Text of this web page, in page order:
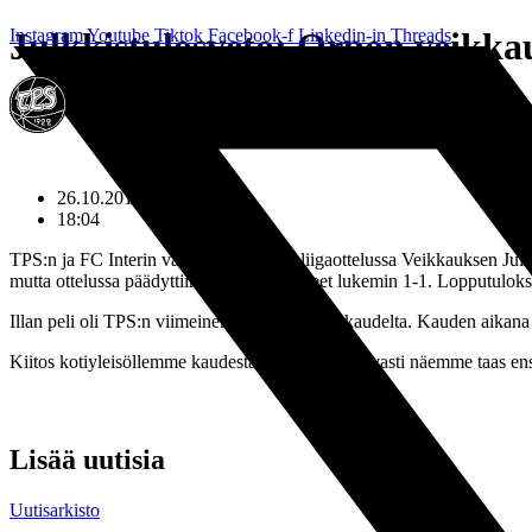
Mene
sisältöön
InstagramYoutube Tiktok Facebook-f Linkedin-in Threads
Julkkistulosveto: Orpon
Etusivu»
26.10.2011
18:04
TPS:n ja FC Interin välisessä Veikkausliigaottelussa Veikkauksen
mutta ottelussa päädyttiin tasaamaan pisteet lukemin 1-1.
Illan peli oli TPS:n viimeinen kotiottelu tältä kaudelta. Kauden
Kiitos kotiyleisöllemme kaudesta 2011! Toivottavasti näemme taas
Lisää uutisia
Uutisarkisto